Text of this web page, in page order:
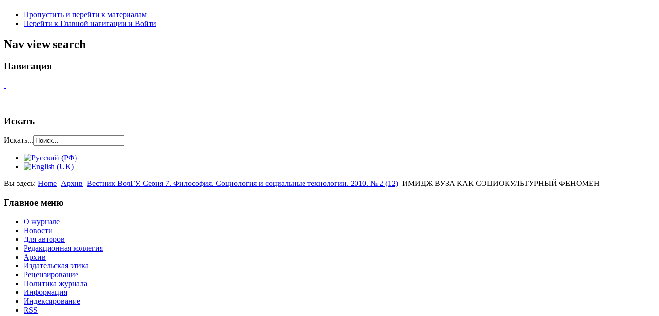
Пропустить и перейти к материалам
Перейти к Главной навигации и Войти
Nav view search
Навигация
Искать
Искать...
Вы здесь: Home Архив Вестник ВолГУ. Серия 7. Философия. Социология и социальные технологии. 2010. № 2 (12) ИМИДЖ ВУЗА КАК СОЦИОКУЛЬТУРНЫЙ ФЕНОМЕН
Главное меню
О журнале
Новости
Для авторов
Редакционная коллегия
Архив
Издательская этика
Рецензирование
Политика журнала
Информация
Индексирование
RSS